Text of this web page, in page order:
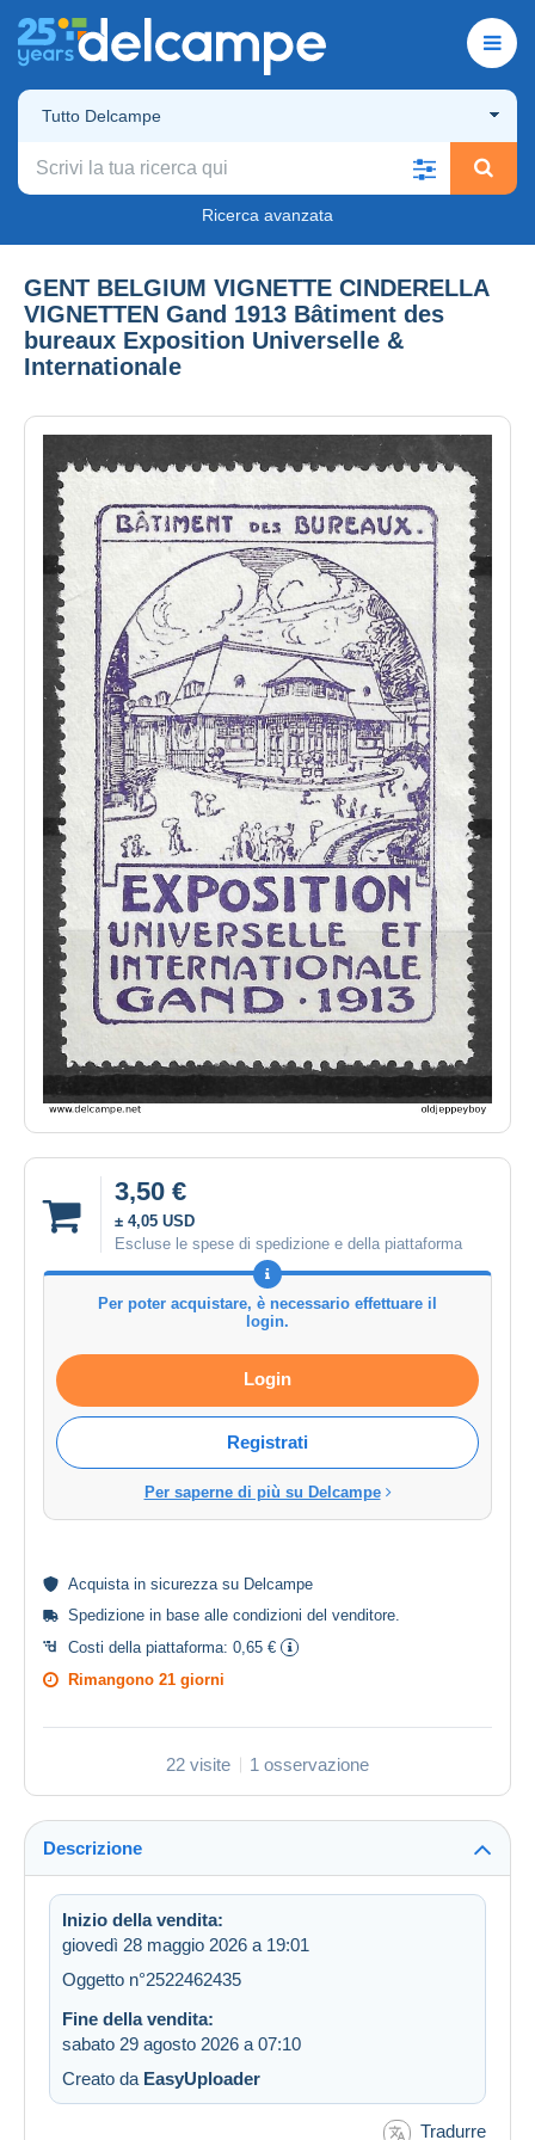
Tutto Delcampe
Ricerca avanzata
GENT BELGIUM VIGNETTE CINDERELLA
VIGNETTEN Gand 1913 Bâtiment des
bureaux Exposition Universelle &
Internationale
3,50 €
± 4,05 USD
Escluse le spese di spedizione e della piattaforma
Per poter acquistare, è necessario effettuare il
login.
Login
Registrati
Per saperne di più su Delcampe
Acquista in sicurezzasu Delcampe
Spedizione in base alle condizioni del venditore.
Costi della piattaforma: 0,65 €
Rimangono 21 giorni
22 visite 1 osservazione
Descrizione
Inizio della vendita:
giovedì 28 maggio 2026 a 19:01
Oggetto n°2522462435
Fine della vendita:
sabato 29 agosto 2026 a 07:10
Creato da EasyUploader
Tradurre